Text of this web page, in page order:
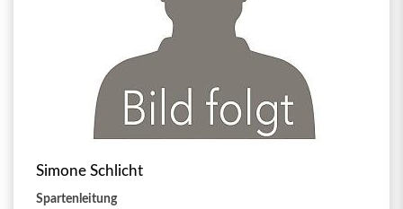
Simone Schlicht
Spartenleitung